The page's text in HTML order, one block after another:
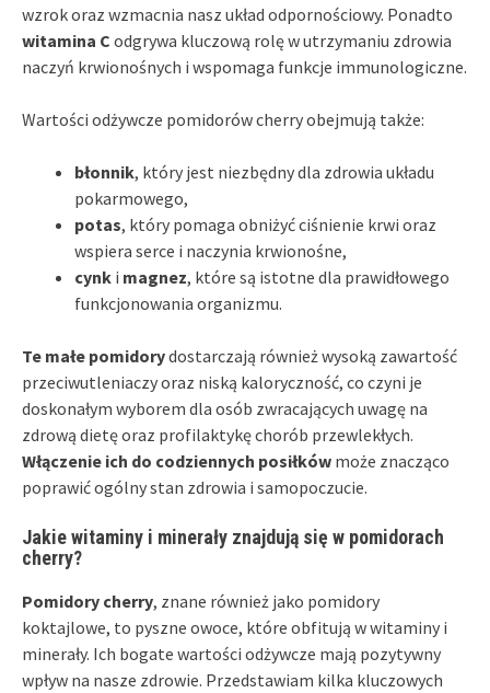
wzrok oraz wzmacnia nasz układ odpornościowy. Ponadto
witamina C odgrywa kluczową rolę w utrzymaniu zdrowia
naczyń krwionośnych i wspomaga funkcje immunologiczne.
Wartości odżywcze pomidorów cherry obejmują także:
błonnik, który jest niezbędny dla zdrowia układu
pokarmowego,
potas, który pomaga obniżyć ciśnienie krwi oraz
wspiera serce i naczynia krwionośne,
cynk i magnez, które są istotne dla prawidłowego
funkcjonowania organizmu.
Te małe pomidorydostarczają również wysoką zawartość
przeciwutleniaczy oraz niską kaloryczność, co czyni je
doskonałym wyborem dla osób zwracających uwagę na
zdrową dietę oraz profilaktykę chorób przewlekłych.
Włączenie ich do codziennych posiłków może znacząco
poprawić ogólny stan zdrowia i samopoczucie.
Jakie witaminy i minerały znajdują się w pomidorach
cherry?
Pomidory cherry, znane również jako pomidory
koktajlowe, to pyszne owoce, które obfitują w witaminy i
minerały. Ich bogate wartości odżywcze mają pozytywny
wpływ na nasze zdrowie. Przedstawiam kilka kluczowych